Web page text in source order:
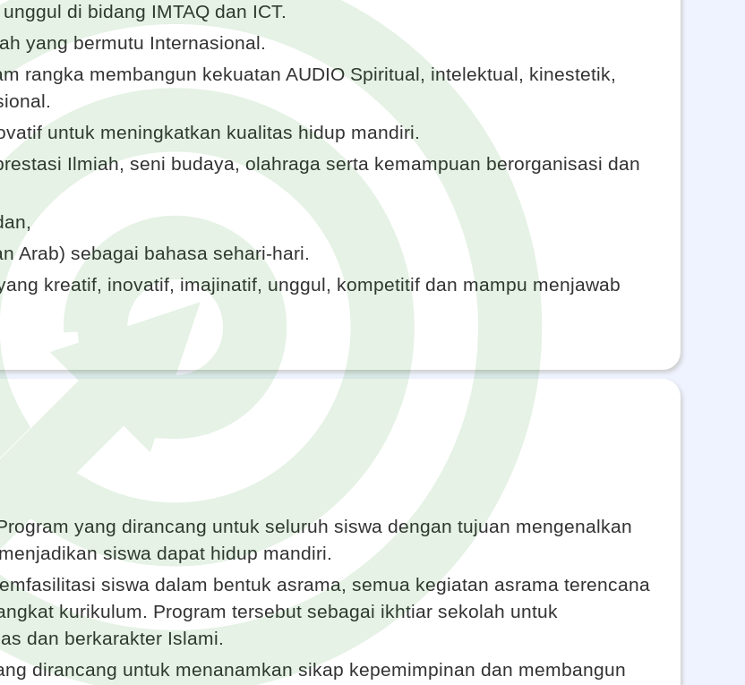
di bidang IMTAQ dan ICT.
yang bermutu Internasional.
rangka membangun kekuatan AUDIO Spiritual, intelektual, kinestetik,
untuk meningkatkan kualitas hidup mandiri.
Ilmiah, seni budaya, olahraga serta kemampuan berorganisasi dan
Arab) sebagai bahasa sehari-hari.
kreatif, inovatif, imajinatif, unggul, kompetitif dan mampu menjawab
yang dirancang untuk seluruh siswa dengan tujuan mengenalkan
siswa dapat hidup mandiri.
siswa dalam bentuk asrama, semua kegiatan asrama terencana
kurikulum. Program tersebut sebagai ikhtiar sekolah untuk
dan berkarakter Islami.
dirancang untuk menanamkan sikap kepemimpinan dan membangun